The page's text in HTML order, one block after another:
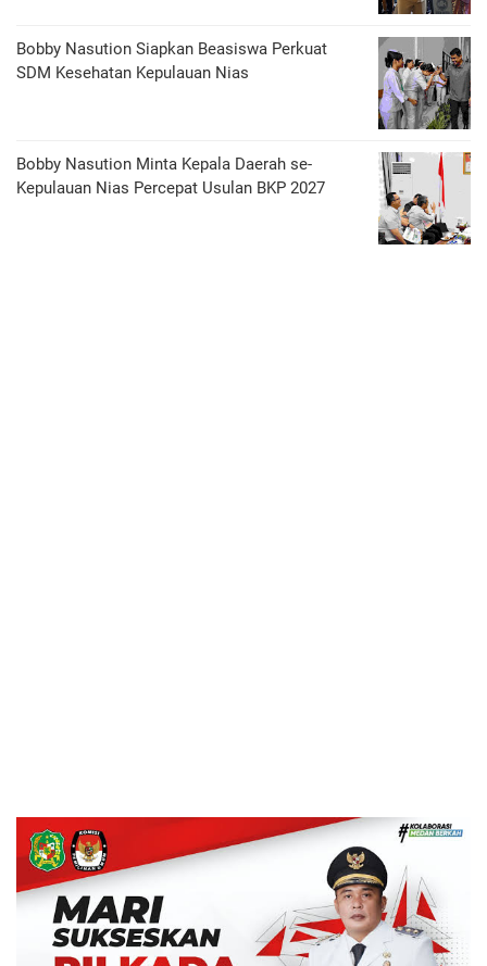
Bobby Nasution Siapkan Beasiswa Perkuat
SDM Kesehatan Kepulauan Nias
Bobby Nasution Minta Kepala Daerah se-
Kepulauan Nias Percepat Usulan BKP 2027